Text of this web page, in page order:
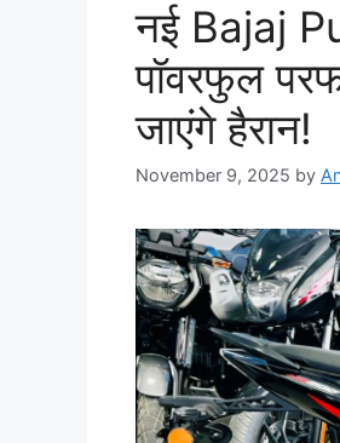
नई Bajaj
पॉवरफुल
जाएंगे हैरान!
November 9, 2025 by